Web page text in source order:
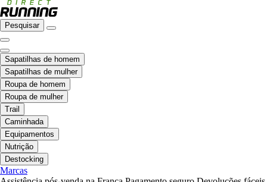
Pesquisar
Sapatilhas de homem
Sapatilhas de mulher
Roupa de homem
Roupa de mulher
Trail
Caminhada
Equipamentos
Nutrição
Destocking
Marcas